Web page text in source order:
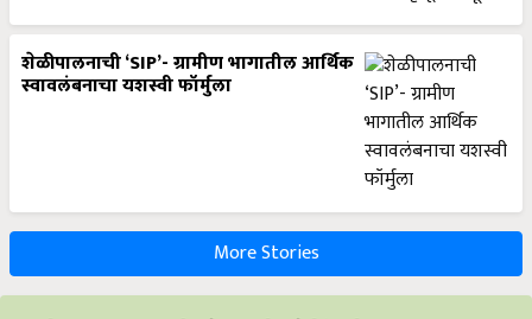
शेळीपालनाची ‘SIP’- ग्रामीण भागातील आर्थिक
स्वावलंबनाचा यशस्वी फॉर्मुला
More Stories